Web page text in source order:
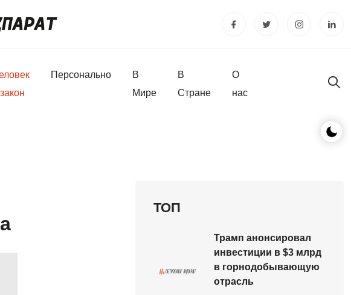
Персонально
В
Мире
В
Стране
О
нас
ТОП
Трамп анонсировал
инвестиции в $3 млрд
в горнодобывающую
отрасль